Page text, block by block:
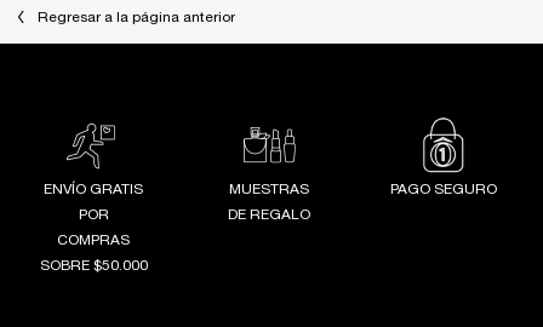
Regresar a la página anterior
ENVÍO GRATIS
POR
COMPRAS
SOBRE $50.000
MUESTRAS
DE REGALO
PAGO SEGURO